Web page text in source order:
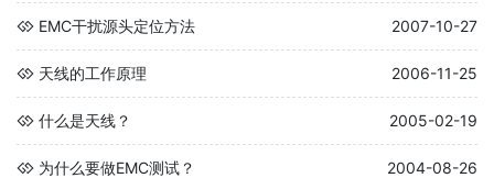
EMC干扰源头定位方法 2007-10-27
天线的工作原理 2006-11-25
什么是天线？ 2005-02-19
为什么要做EMC测试？ 2004-08-26